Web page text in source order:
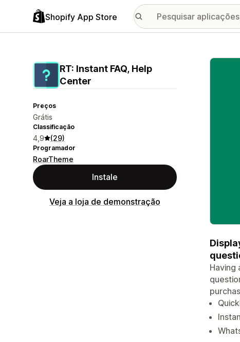
Shopify App Store
RT: Instant FAQ, Help
Center
Preços
Grátis
Classificação
4,9 (29)
Programador
RoarTheme
Instale
Veja a loja de demonstração
Galeria
Having